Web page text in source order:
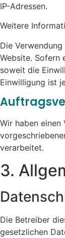
IP-Adressen.
Weitere
Die
Website. Sofern
soweit die
Einwilligung ist
Wir haben
verarbeitet.
3.
Die Betreiber
gesetzlichen